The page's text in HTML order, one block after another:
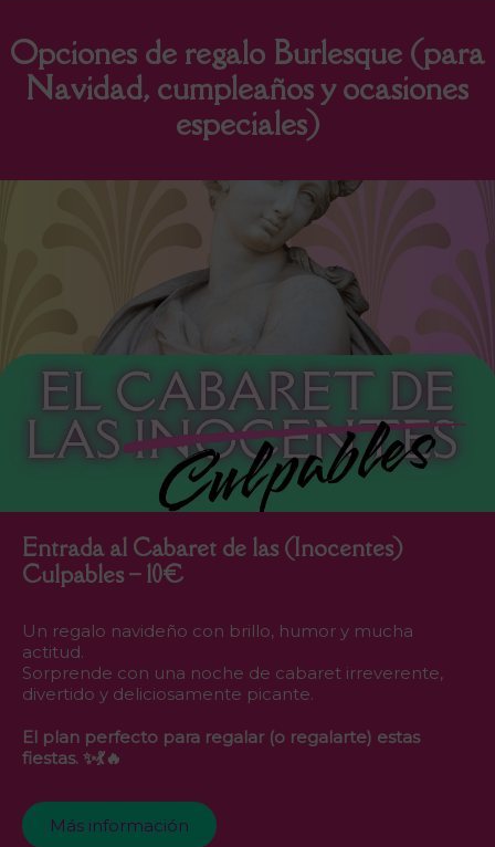
Opciones de regalo Burlesque (para
Navidad, cumpleaños y ocasiones
especiales)
Entrada al Cabaret de las (Inocentes)
Culpables – 10€
Un regalo navideño con brillo, humor y mucha
actitud.
Sorprende con una noche de cabaret irreverente,
divertido y deliciosamente picante.
El plan perfecto para regalar (o regalarte) estas
fiestas. ✨💃🔥
Más información